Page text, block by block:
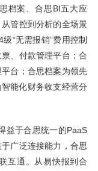
档案、合思BI五大应
管控到分析的全场景
“无需报销”费用控制
、付款管理平台；合
台；合思档案为领先
能化财务收支经营分
益于合思统一的PaaS
广泛连接能力，合思
互通。从易快报到合